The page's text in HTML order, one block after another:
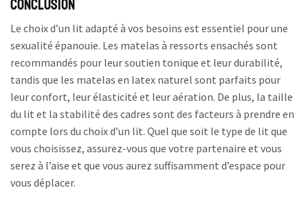
Conclusion
Le choix d’un lit adapté à vos besoins est essentiel pour une
sexualité épanouie. Les matelas à ressorts ensachés sont
recommandés pour leur soutien tonique et leur durabilité,
tandis que les matelas en latex naturel sont parfaits pour
leur confort, leur élasticité et leur aération. De plus, la taille
du lit et la stabilité des cadres sont des facteurs à prendre en
compte lors du choix d’un lit. Quel que soit le type de lit que
vous choisissez, assurez-vous que votre partenaire et vous
serez à l’aise et que vous aurez suffisamment d’espace pour
vous déplacer.